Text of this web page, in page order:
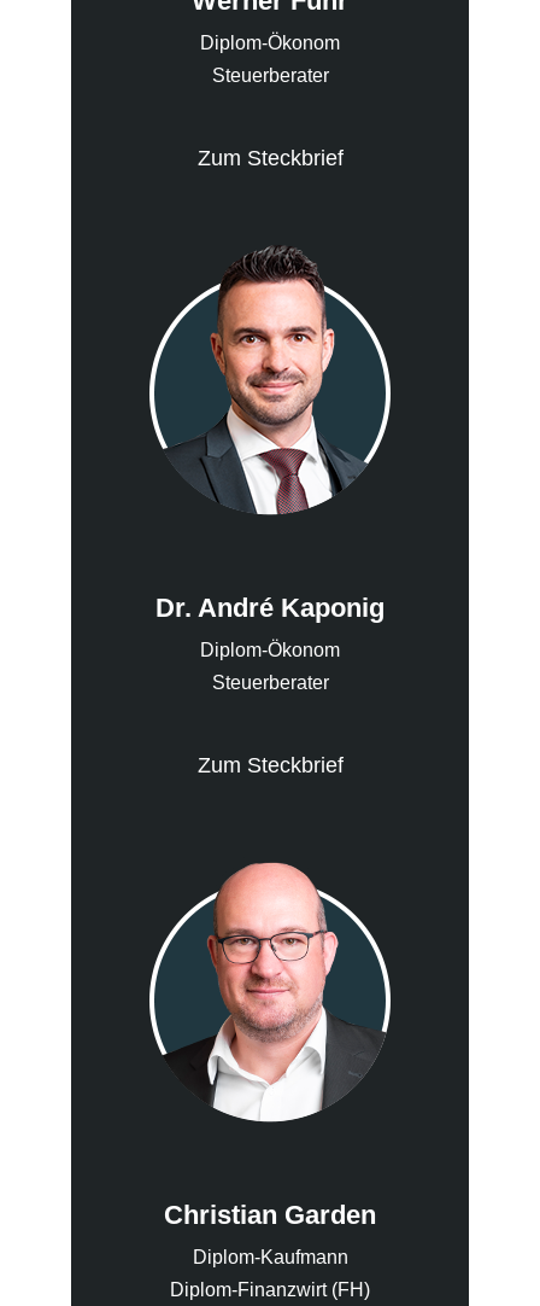
Diplom-Ökonom
Steuerberater
Zum Steckbrief
Dr. André Kaponig
Diplom-Ökonom
Steuerberater
Zum Steckbrief
Christian Garden
Diplom-Kaufmann
Diplom-Finanzwirt (FH)